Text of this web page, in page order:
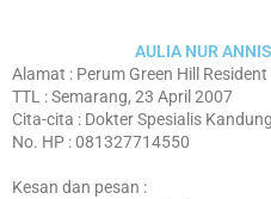
AULIA NUR
Alamat : Perum Green Hill
TTL : Semarang, 23 April 2007
Cita-cita : Dokter Spesialis
No. HP : 081327714550
Kesan dan pesan :